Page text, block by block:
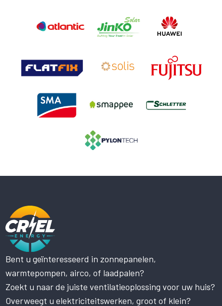
Bent u geïnteresseerd in zonnepanelen,
warmtepompen, airco, of laadpalen?
Zoekt u naar de juiste ventilatieoplossing voor uw huis?
Overweegt u elektriciteitswerken, groot of klein?
Deze website maakt gebruik
van cookies.
Deze website gebruikt cookies om uw
gebruikerservaring te verbeteren. Door